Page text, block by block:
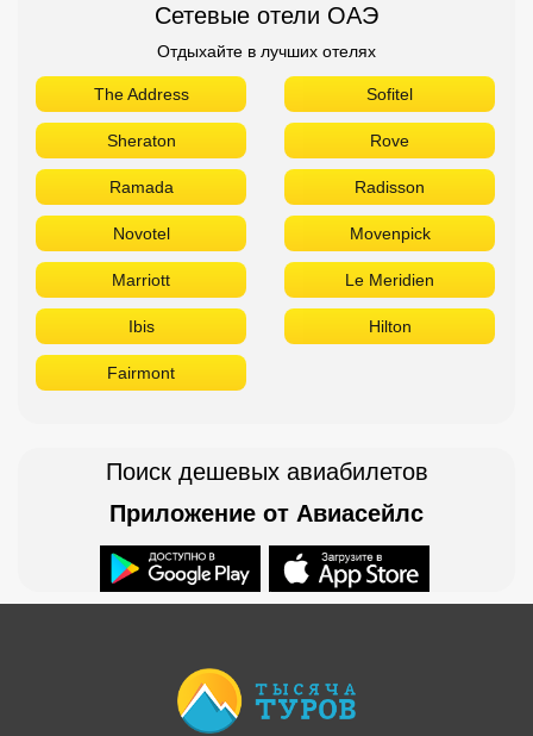
Сетевые отели ОАЭ
Отдыхайте в лучших отелях
The Address Sofitel
Sheraton Rove
Ramada Radisson
Novotel Movenpick
Marriott Le Meridien
Ibis Hilton
Fairmont
Поиск дешевых авиабилетов
Приложение от Авиасейлс